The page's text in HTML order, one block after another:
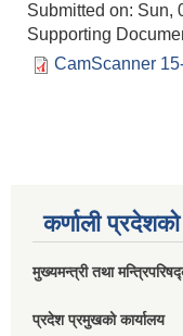
Submitted on: Sun,
Supporting
CamScanner
कर्णाली
मुख्यमन्त्री तथा
प्रदेश प्रमुखको कार्यालय